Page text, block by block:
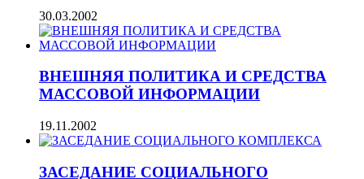
30.03.2002
ВНЕШНЯЯ ПОЛИТИКА И СРЕДСТВА
МАССОВОЙ ИНФОРМАЦИИ
19.11.2002
ЗАСЕДАНИЕ СОЦИАЛЬНОГО